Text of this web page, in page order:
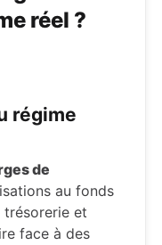
réel ?
régime
de
au fonds
trésorerie et
face à des